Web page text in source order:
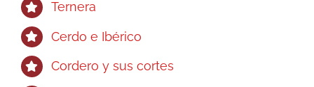
Ternera
Cerdo e Ibérico
Cordero y sus cortes